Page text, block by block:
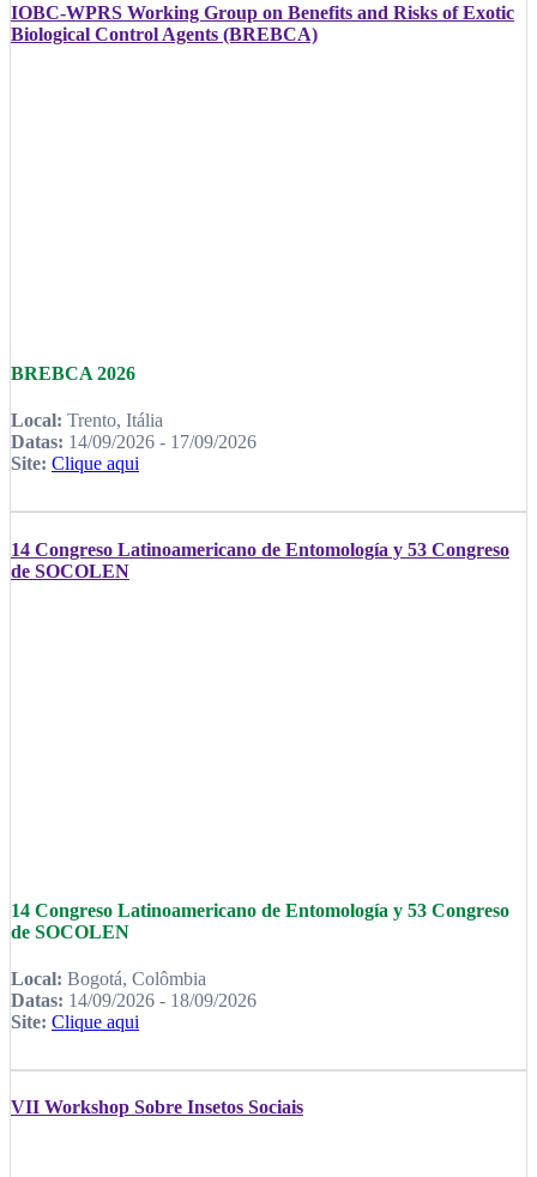
IOBC-WPRS Working Group on Benefits and Risks of Exotic
Biological Control Agents (BREBCA)
BREBCA 2026
Local: Trento, Itália
Datas: 14/09/2026 - 17/09/2026
Site: Clique aqui
14 Congreso Latinoamericano de Entomología y 53 Congreso
de SOCOLEN
14 Congreso Latinoamericano de Entomología y 53 Congreso
de SOCOLEN
Local: Bogotá, Colômbia
Datas: 14/09/2026 - 18/09/2026
Site: Clique aqui
VII Workshop Sobre Insetos Sociais